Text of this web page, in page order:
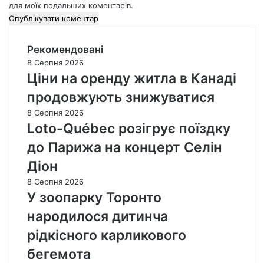
для моїх подальших коментарів.
Рекомендовані
8 Серпня 2026
Ціни на оренду житла в Канаді
продовжують знижуватися
8 Серпня 2026
Loto-Québec розігрує поїздку
до Парижа на концерт Селін
Діон
8 Серпня 2026
У зоопарку Торонто
народилося дитинча
рідкісного карликового
бегемота